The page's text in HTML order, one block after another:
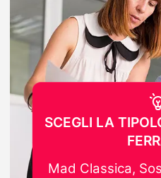
SCEGLI LA
Mad Classica,